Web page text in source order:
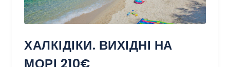
ХАЛКІДІКИ. ВИХІДНІ НА
МОРІ 210€